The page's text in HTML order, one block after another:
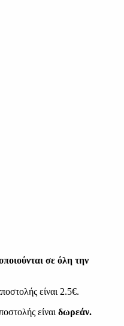
σε όλη την
είναι 2.5€.
είναι δωρεάν.